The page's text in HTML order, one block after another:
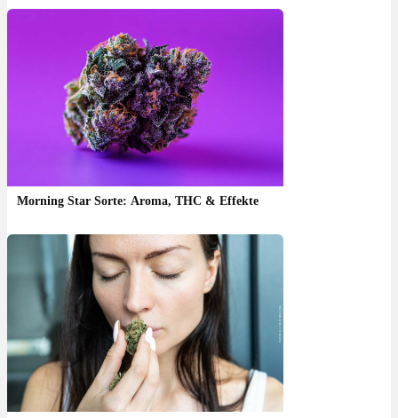
Morning Star Sorte: Aroma, THC & Effekte